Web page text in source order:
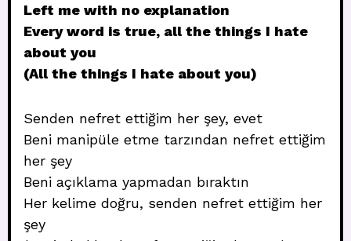
Left me with no explanation
Every word is true, all the things I hate
about you
(All the things I hate about you)
Senden nefret ettiğim her şey, evet
Beni manipüle etme tarzından nefret ettiğim
her şey
Beni açıklama yapmadan bıraktın
Her kelime doğru, senden nefret ettiğim her
şey